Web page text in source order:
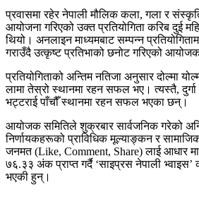
प्रवासमा रहेर नेपाली मौलिक कला, गला र
आयोजना गरिएको उक्त प्रतियोगिता करिब दुई
थियो। अनलाइन माध्यमबाट सम्पन्न
गराउँदै उत्कृष्ट प्रतिभाको छनोट गरिएको
प्रतियोगिताको अन्तिम नतिजा अनुसार दोल्मा
लामा तेस्रो स्थानमा रहन सफल भए। त्यस्तै, दुर्गा
भट्टराई पाँचौँ स्थानमा रहन सफल भएका छन्।
आयोजक समितिले शुक्रबार सार्वजनिक गरेको
निर्णायकहरूको प्राविधिक मूल्याङ्कन र
जनमत (Like, Comment, Share) लाई आधार
७६.३३ अंक प्राप्त गर्दै ‘साइप्रस नेपाली
भएकी हुन्।